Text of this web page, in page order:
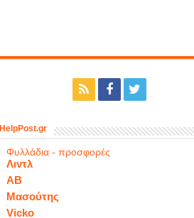
HelpPost.gr
Φυλλάδια - προσφορές
Λιντλ
ΑΒ
Μασούτης
Vicko